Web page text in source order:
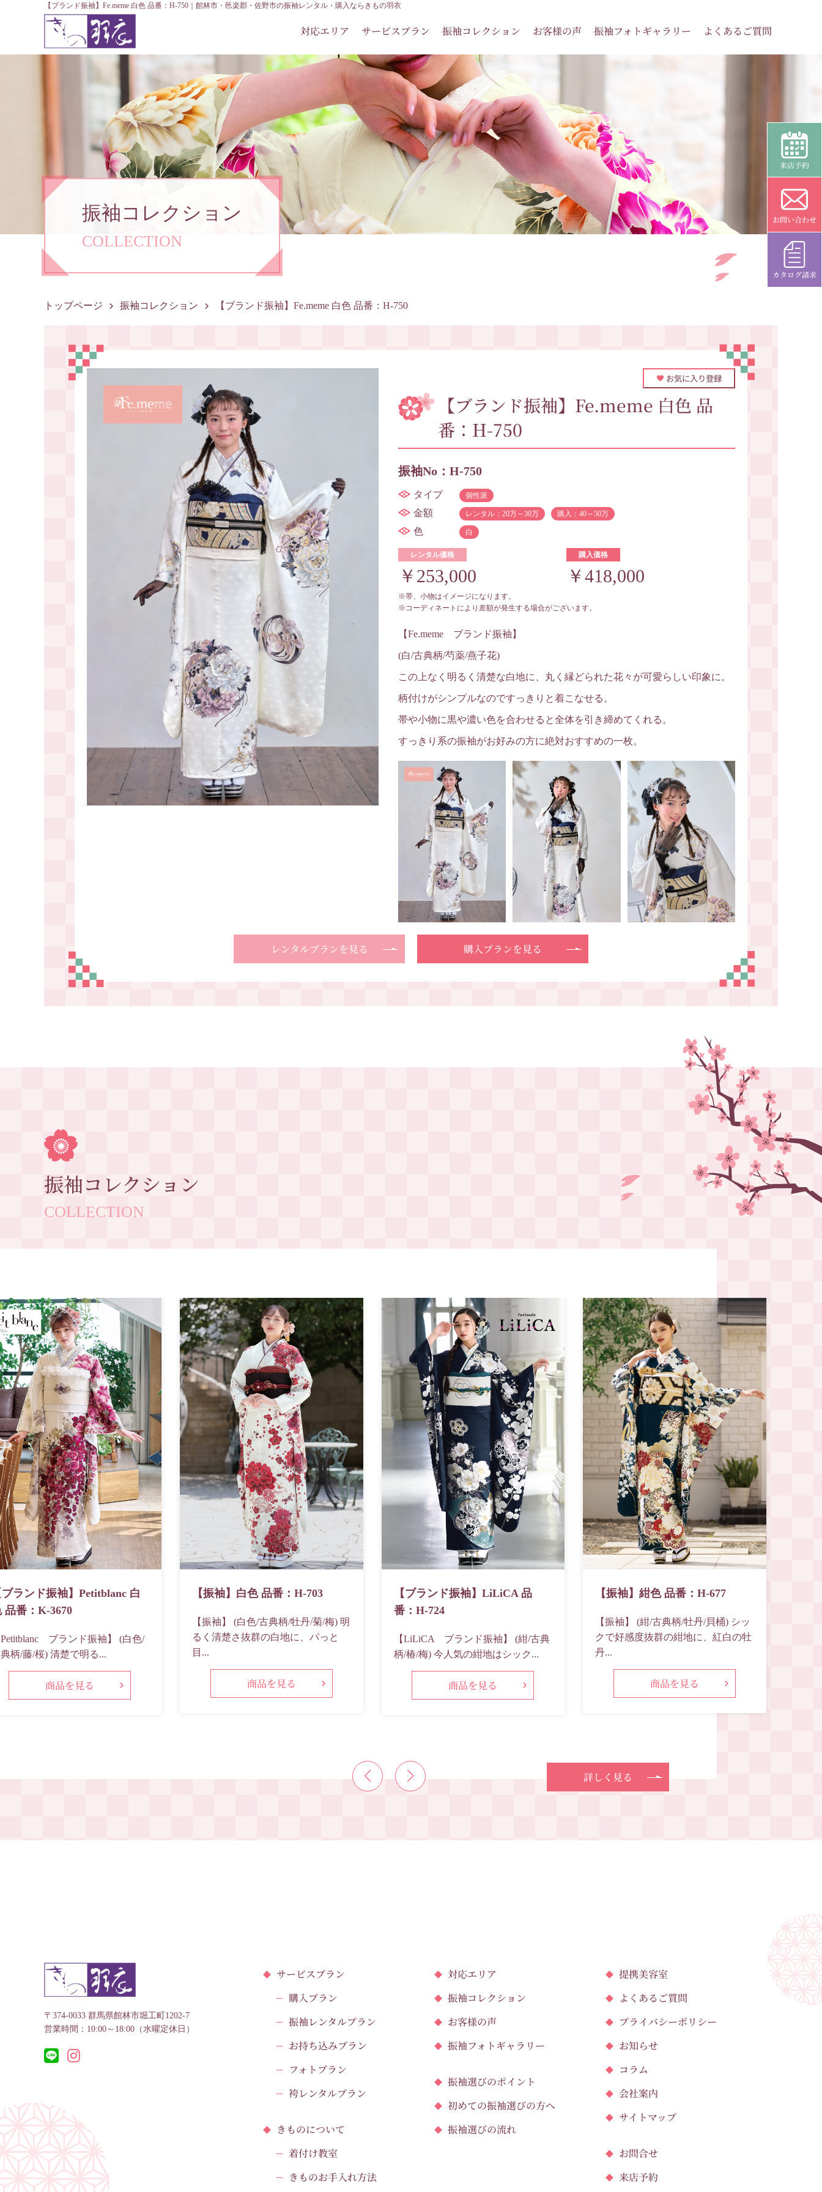
【ブランド振袖】Fe.meme 白色 品番：H-750｜館林市・邑楽郡・佐野市の振袖レンタル・購入ならきもの羽衣
対応エリア サービスプラン 振袖コレクション お客様の声 振袖フォトギャラリー よくあるご質問
振袖コレクション
COLLECTION
トップページ 振袖コレクション 【ブランド振袖】Fe.meme 白色 品番：H-750
【ブランド振袖】Fe.meme 白色 品
番：H-750
振袖No：H-750
タイプ 個性派
金額 レンタル：20万～30万 購入：40～50万
色 白
レンタル価格
￥253,000
購入価格
￥418,000
※帯、小物はイメージになります。
※コーディネートにより差額が発生する場合がございます。
【Fe.meme ブランド振袖】
(白/古典柄/芍薬/燕子花)
この上なく明るく清楚な白地に、丸く縁どられた花々が可愛らしい印象に。
柄付けがシンプルなのですっきりと着こなせる。
帯や小物に黒や濃い色を合わせると全体を引き締めてくれる。
すっきり系の振袖がお好みの方に絶対おすすめの一枚。
お気に入り登録
レンタルプランを見る 購入プランを見る
振袖コレクション
COLLECTION
ランド振袖】Petitblanc 白
品番：K-3670
ブランド振袖】 (白色/
柄/藤/桜) 清楚で明る...
商品を見る
【振袖】白色 品番：H-703
【振袖】 (白色/古典柄/牡丹/菊/梅) 明
るく清楚さ抜群の白地に、パっと
目...
商品を見る
【ブランド振袖】LiLiCA 品
番：H-724
【LiLiCA ブランド振袖】 (紺/古典
柄/椿/梅) 今人気の紺地はシック...
商品を見る
【振袖】紺色 品番：H-677
【振袖】 (紺/古典柄/牡丹/貝桶) シッ
クで好感度抜群の紺地に、紅白の牡
丹...
商品を見る
詳しく見る
〒374-0033 群馬県館林市堀工町1202-7
営業時間：10:00～18:00（水曜定休日）
サービスプラン
購入プラン
振袖レンタルプラン
お持ち込みプラン
フォトプラン
袴レンタルプラン
きものについて
着付け教室
きものお手入れ方法
対応エリア
振袖コレクション
お客様の声
振袖フォトギャラリー
振袖選びのポイント
初めての振袖選びの方へ
振袖選びの流れ
提携美容室
よくあるご質問
プライバシーポリシー
お知らせ
コラム
会社案内
サイトマップ
お問合せ
来店予約
来店予約
お問い合わせ
カタログ請求